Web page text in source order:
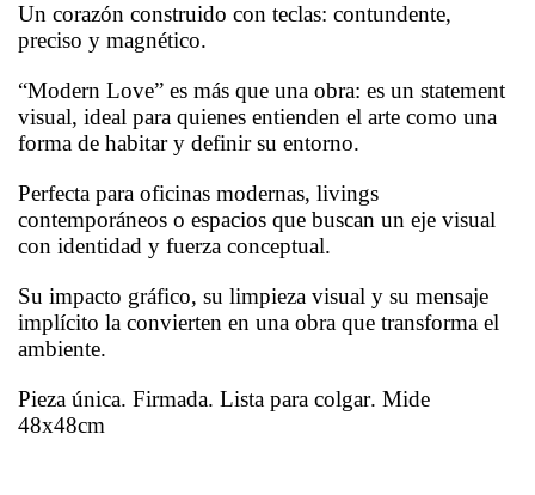
Un corazón construido con teclas: contundente,
preciso y magnético.
“Modern Love” es más que una obra: es un statement
visual, ideal para quienes entienden el arte como una
forma de habitar y definir su entorno.
Perfecta para oficinas modernas, livings
contemporáneos o espacios que buscan un eje visual
con identidad y fuerza conceptual.
Su impacto gráfico, su limpieza visual y su mensaje
implícito la convierten en una obra que transforma el
ambiente.
Pieza única. Firmada. Lista para colgar. Mide
48x48cm